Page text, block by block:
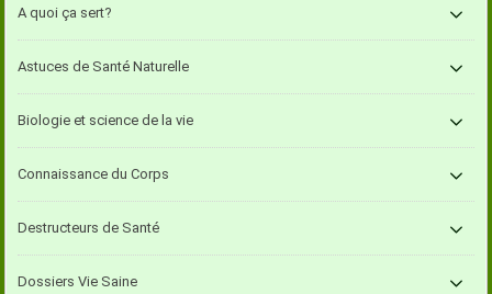
A quoi ça sert?
Astuces de Santé Naturelle
Biologie et science de la vie
Connaissance du Corps
Destructeurs de Santé
Dossiers Vie Saine